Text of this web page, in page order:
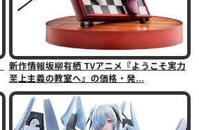
新作情報坂柳有栖 TVアニメ『ようこそ実力
至上主義の教室へ』の価格・発...